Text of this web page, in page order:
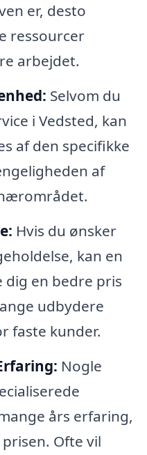
er, desto
ressourcer
arbejdet.
Selvom du
i Vedsted, kan
af den specifikke
af
Hvis du ønsker
kan en
en bedre pris
udbydere
faste kunder.
Nogle
års erfaring,
Ofte vil